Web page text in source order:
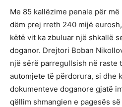
Me 85 kallëzime penale për
dëm prej rreth 240 mijë
këtë vit ka zbuluar një shkallë
doganor. Drejtori Boban
një sërë parregullsish në raste
automjete të përdorura, si dhe
dokumenteve doganore gjatë
qëllim shmangien e pagesës